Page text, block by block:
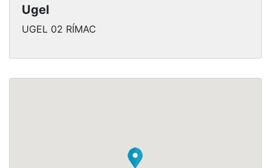
Ugel
UGEL 02 RÍMAC